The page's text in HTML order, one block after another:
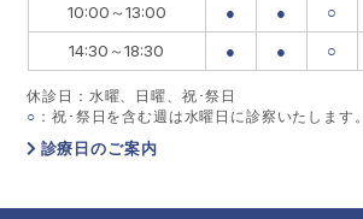
10:00～13:00
● ● ○
14:30～18:30
● ● ○
休診日：水曜、日曜、祝･祭日
○ ：祝･祭日を含む週は水曜日に診察いたします。
診療日のご案内